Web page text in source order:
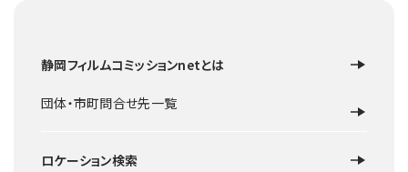
静岡フィルムコミッションnetとは
団体・市町問合せ先一覧
ロケーション検索
寺社仏閣 小山町
奥の沢石仏